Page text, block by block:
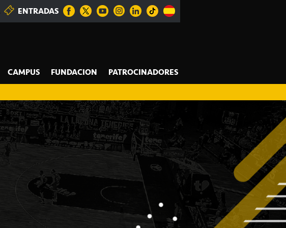
ENTRADAS
CAMPUS FUNDACION PATROCINADORES